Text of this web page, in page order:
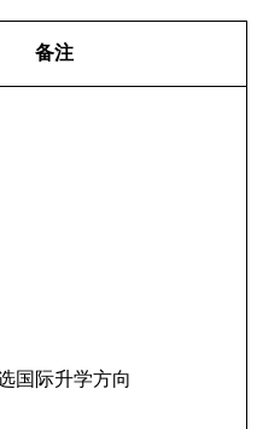
备注
国际升学方向